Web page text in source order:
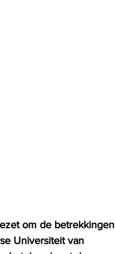
om de betrekkingen
Universiteit van